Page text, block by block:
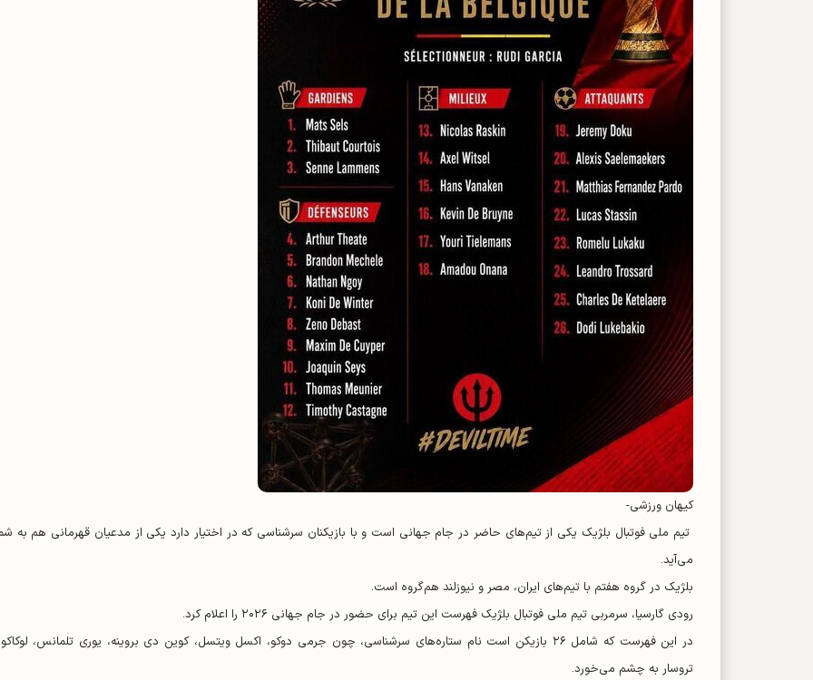
کیهان ورزشی-
تیم ملی فوتبال بلژیک یکی از تیم‌های حاضر در جام جهانی است و با بازیکنان سرشناسی که در اختیار دارد یکی از مدعیان قهرمانی هم به
می‌آید.
بلژیک در گروه هفتم با تیم‌های ایران، مصر و نیوزلند هم‌گروه است.
رودی گارسیا، سرمربی تیم ملی فوتبال بلژیک فهرست این تیم برای حضور در جام جهانی ۲۰۲۶ را اعلام کرد.
در این فهرست که شامل ۲۶ بازیکن است نام ستاره‌های سرشناسی، چون جرمی دوکو، اکسل ویتسل، کوین دی بروینه، یوری تلمانس،
تروسار به چشم می‌خورد.